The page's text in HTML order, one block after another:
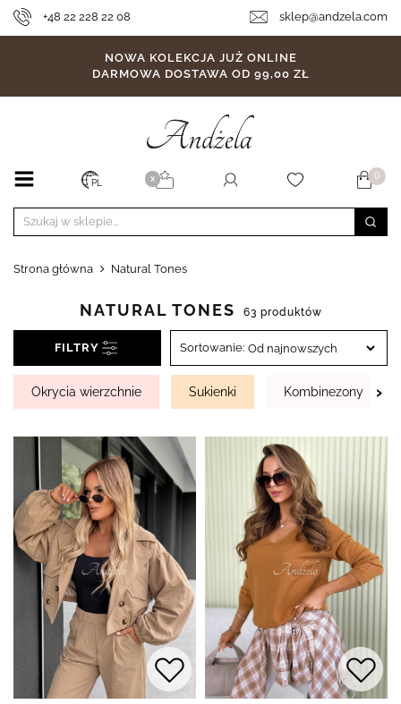
+48 22 228 22 08 sklep@andzela.com
NOWA KOLEKCJA JUŻ ONLINE
DARMOWA DOSTAWA OD 99,00 ZŁ
PL X 0
Strona główna Natural Tones
NATURAL TONES 63 produktów
FILTRY Sortowanie:
Okrycia wierzchnie Sukienki Kombinezony ›